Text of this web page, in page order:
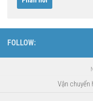
FOLLOW:
Vận chuyển